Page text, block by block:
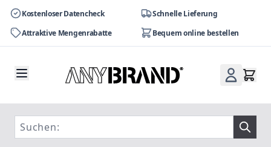
Kostenloser Datencheck
Schnelle Lieferung
Attraktive Mengenrabatte
Bequem online bestellen